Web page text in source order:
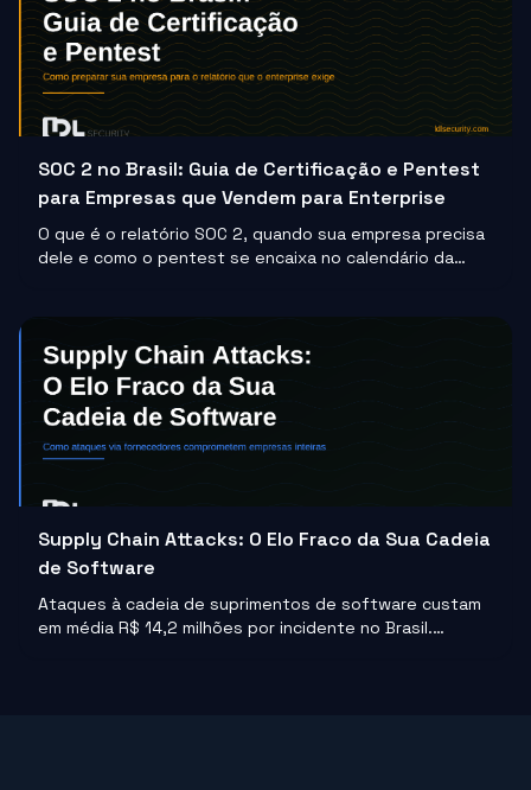
SOC 2 no Brasil: Guia de Certificação e Pentest
para Empresas que Vendem para Enterprise
O que é o relatório SOC 2, quando sua empresa precisa
dele e como o pentest se encaixa no calendário da
Supply Chain Attacks: O Elo Fraco da Sua Cadeia
de Software
Ataques à cadeia de suprimentos de software custam
em média R$ 14,2 milhões por incidente no Brasil.